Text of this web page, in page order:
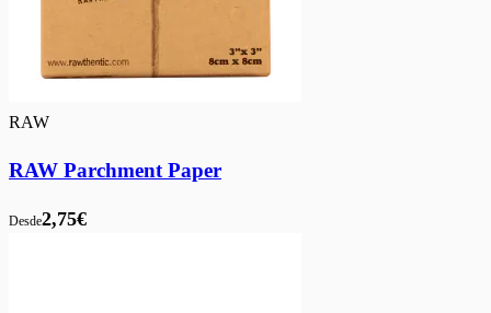
RAW
RAW Parchment Paper
Desde2,75€